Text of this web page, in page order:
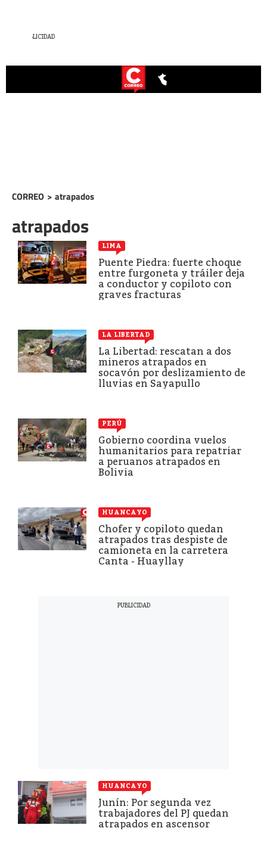
CORREO > atrapados
atrapados
LIMA
Puente Piedra: fuerte choque
entre furgoneta y tráiler deja
a conductor y copiloto con
graves fracturas
LA LIBERTAD
La Libertad: rescatan a dos
mineros atrapados en
socavón por deslizamiento de
lluvias en Sayapullo
PERÚ
Gobierno coordina vuelos
humanitarios para repatriar
a peruanos atrapados en
Bolivia
HUANCAYO
Chofer y copiloto quedan
atrapados tras despiste de
camioneta en la carretera
Canta - Huayllay
HUANCAYO
Junín: Por segunda vez
trabajadores del PJ quedan
atrapados en ascensor